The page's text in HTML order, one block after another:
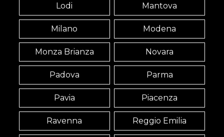
Lodi Mantova
Milano Modena
Monza Brianza Novara
Padova Parma
Pavia Piacenza
Ravenna Reggio Emilia